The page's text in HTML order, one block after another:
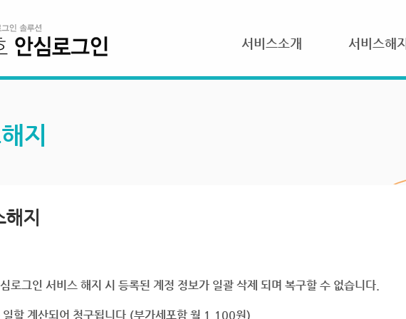
서비스소개 서비스해지
지
지
로그인 서비스 해지 시 등록된 계정 정보가 일괄 삭제 되며 복구할 수 없습니다.
할 계산되어 청구됩니다.(부가세포함 월 1,100원)